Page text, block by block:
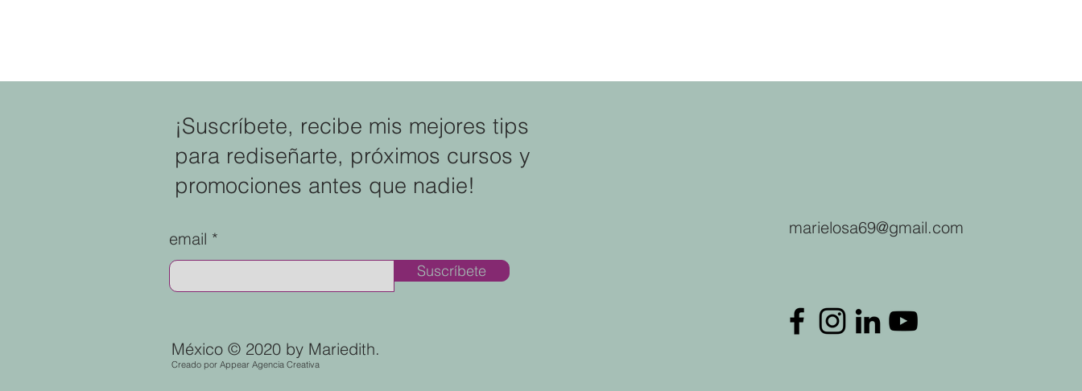
¡Suscríbete, recibe mis mejores tips
para rediseñarte, próximos cursos y
promociones antes que nadie!
email
Suscríbete
México © 2020 by Mariedith.
Creado por Appear Agencia Creativa
marielosa69@gmail.com